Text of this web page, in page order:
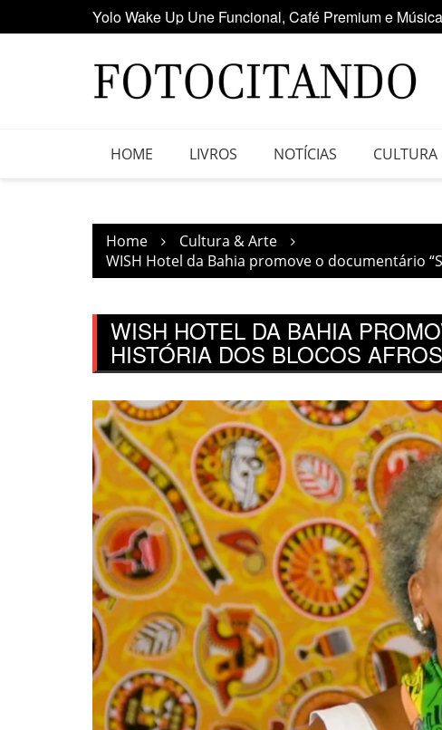
to
Maior clube de vinil da América Latina participa da
HOME LIVROS NOTÍCIAS CULTURA
Home
Cultura & Arte
WISH Hotel da Bahia promove o documentário
WISH HOTEL DA BAHIA
HISTÓRIA DOS BLOCOS